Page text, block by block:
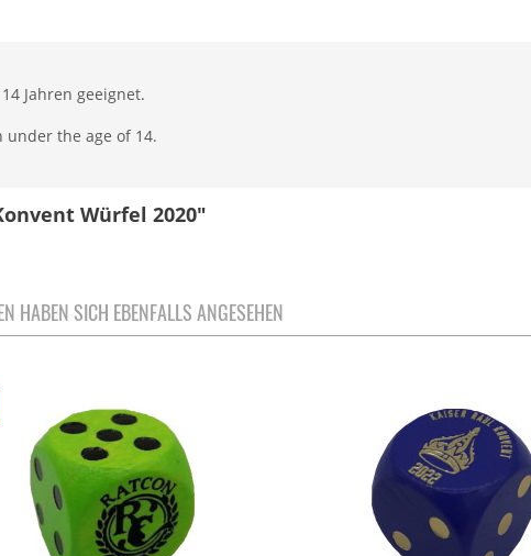
Jahren geeignet.
the age of 14.
Würfel 2020"
HABEN SICH EBENFALLS ANGESEHEN